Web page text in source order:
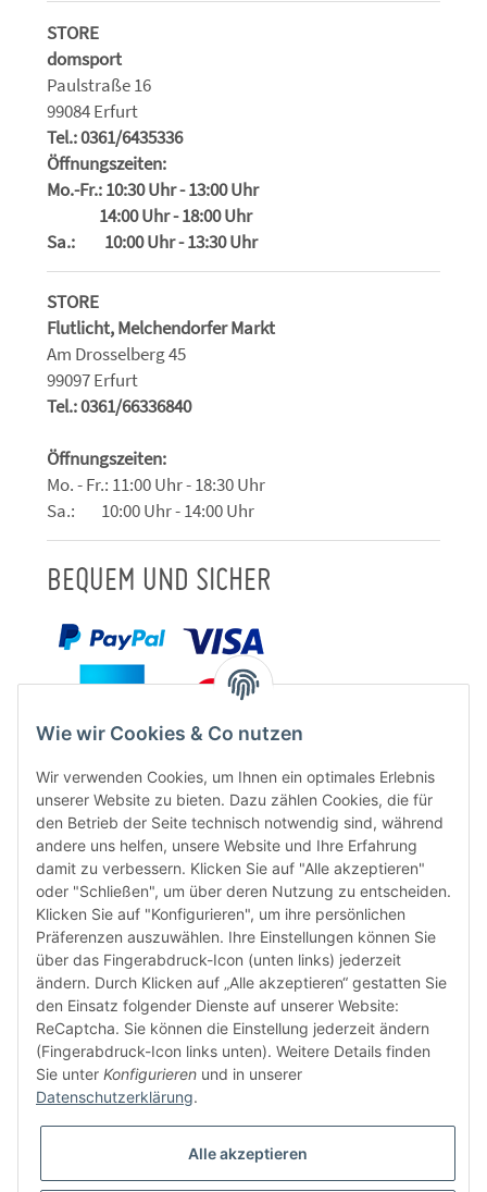
STORE
domsport
Paulstraße 16
99084 Erfurt
Tel.: 0361/6435336
Öffnungszeiten:
Mo.-Fr.: 10:30 Uhr - 13:00 Uhr
14:00 Uhr - 18:00 Uhr
Sa.: 10:00 Uhr - 13:30 Uhr
STORE
Flutlicht, Melchendorfer Markt
Am Drosselberg 45
99097 Erfurt
Tel.: 0361/66336840
Öffnungszeiten:
Mo. - Fr.: 11:00 Uhr - 18:30 Uhr
Sa.: 10:00 Uhr - 14:00 Uhr
BEQUEM UND SICHER
FÜR EUCH UNTERWEGS
Vertrag widerrufen
Wie wir Cookies & Co nutzen
Wir verwenden Cookies, um Ihnen ein optimales Erlebnis
unserer Website zu bieten. Dazu zählen Cookies, die für
den Betrieb der Seite technisch notwendig sind, während
andere uns helfen, unsere Website und Ihre Erfahrung
damit zu verbessern. Klicken Sie auf "Alle akzeptieren"
oder "Schließen", um über deren Nutzung zu entscheiden.
Klicken Sie auf "Konfigurieren", um ihre persönlichen
Präferenzen auszuwählen. Ihre Einstellungen können Sie
über das Fingerabdruck-Icon (unten links) jederzeit
ändern. Durch Klicken auf „Alle akzeptieren“ gestatten Sie
den Einsatz folgender Dienste auf unserer Website:
ReCaptcha. Sie können die Einstellung jederzeit ändern
(Fingerabdruck-Icon links unten). Weitere Details finden
Sie unter Konfigurieren und in unserer
Datenschutzerklärung.
Alle akzeptieren